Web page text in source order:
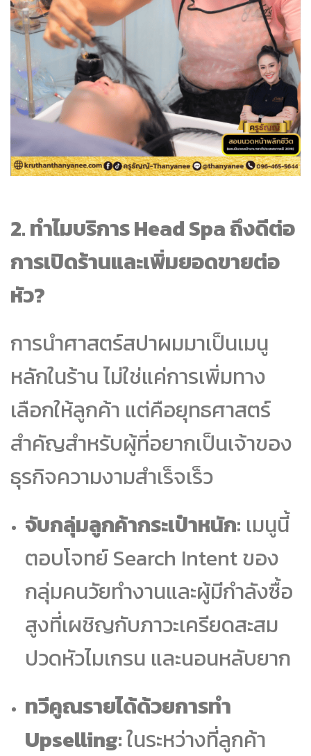
2. ทำไมบริการ Head Spa ถึงดีต่อ
การเปิดร้านและเพิ่มยอดขายต่อ
หัว?
การนำศาสตร์สปาผมมาเป็นเมนู
หลักในร้าน ไม่ใช่แค่การเพิ่มทาง
เลือกให้ลูกค้า แต่คือยุทธศาสตร์
สำคัญสำหรับผู้ที่อยากเป็นเจ้าของ
ธุรกิจความงามสำเร็จเร็ว
จับกลุ่มลูกค้ากระเป๋าหนัก: เมนูนี้
ตอบโจทย์ Search Intent ของ
กลุ่มคนวัยทำงานและผู้มีกำลังซื้อ
สูงที่เผชิญกับภาวะเครียดสะสม
ปวดหัวไมเกรน และนอนหลับยาก
ทวีคูณรายได้ด้วยการทำ
Upselling:ในระหว่างที่ลูกค้า